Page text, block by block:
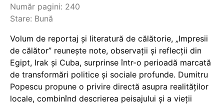
Număr pagini: 240
Stare: Bună
Volum de reportaj și literatură de călătorie, „Impresii
de călător” reunește note, observații și reflecții din
Egipt, Irak și Cuba, surprinse într-o perioadă marcată
de transformări politice și sociale profunde. Dumitru
Popescu propune o privire directă asupra realităților
locale, combinînd descrierea peisajului și a vieții